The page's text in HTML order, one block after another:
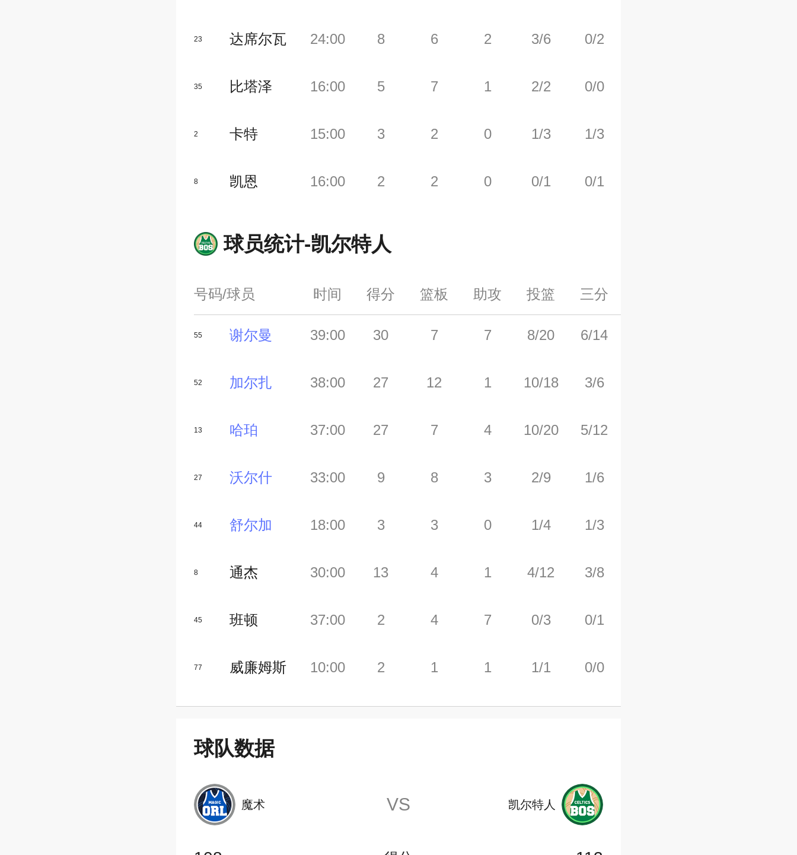
23 达席尔瓦
35 比塔泽
2 卡特
8 凯恩
24:00
16:00
15:00
16:00
8
5
3
2
6
7
2
2
2
1
0
0
3/6
2/2
1/3
0/1
0/2
0/0
1/3
0/1
球员统计-凯尔特人
号码/球员
55 谢尔曼
52 加尔扎
13 哈珀
27 沃尔什
44 舒尔加
8 通杰
45 班顿
77 威廉姆斯
时间
39:00
38:00
37:00
33:00
18:00
30:00
37:00
10:00
得分
30
27
27
9
3
13
2
2
篮板
7
12
7
8
3
4
4
1
助攻
7
1
4
3
0
1
7
1
投篮
8/20
10/18
10/20
2/9
1/4
4/12
0/3
1/1
三分
6/14
3/6
5/12
1/6
1/3
3/8
0/1
0/0
球队数据
魔术 VS 凯尔特人